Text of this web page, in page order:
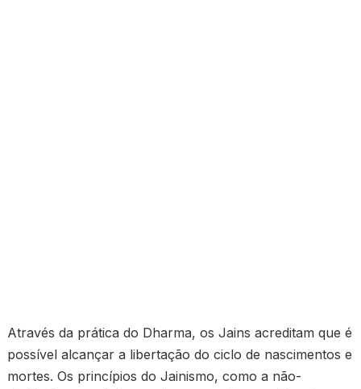
Através da prática do Dharma, os Jains acreditam que é
possível alcançar a libertação do ciclo de nascimentos e
mortes. Os princípios do Jainismo, como a não-